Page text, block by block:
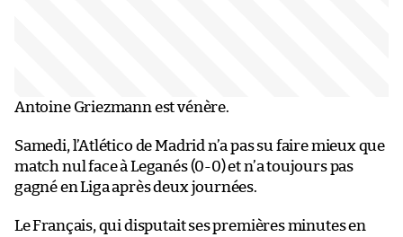
Antoine Griezmann est vénère.
Samedi, l’Atlético de Madrid n’a pas su faire mieux que
match nul face à Leganés (0-0) et n’a toujours pas
gagné en Liga après deux journées.
Le Français, qui disputait ses premières minutes en